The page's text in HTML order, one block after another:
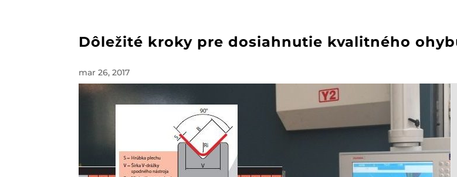
Dôležité kroky pre dosiahnutie kvalitného
mar 26, 2017